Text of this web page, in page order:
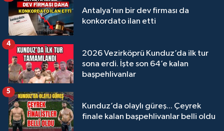
Antalya’nın bir dev firması da
konkordato ilan etti
2026 Vezirköprü Kunduz’da ilk tur
sona erdi. İşte son 64’e kalan
başpehlivanlar
4
Kunduz’da olaylı güreş... Çeyrek
finale kalan başpehlivanlar belli oldu
5